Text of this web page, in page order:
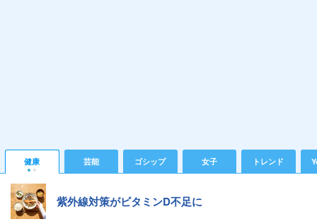
健康 芸能 ゴシップ 女子 トレンド
紫外線対策がビタミンD不足に